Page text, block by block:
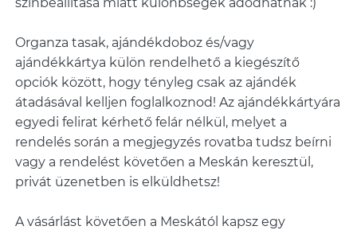
Organza tasak, ajándékdoboz és/vagy
ajándékkártya külön rendelhető a kiegészítő
opciók között, hogy tényleg csak az ajándék
átadásával kelljen foglalkoznod! Az ajándékkártyára
egyedi felirat kérhető felár nélkül, melyet a
rendelés során a megjegyzés rovatba tudsz beírni
vagy a rendelést követően a Meskán keresztül,
privát üzenetben is elküldhetsz!
A vásárlást követően a Meskától kapsz egy